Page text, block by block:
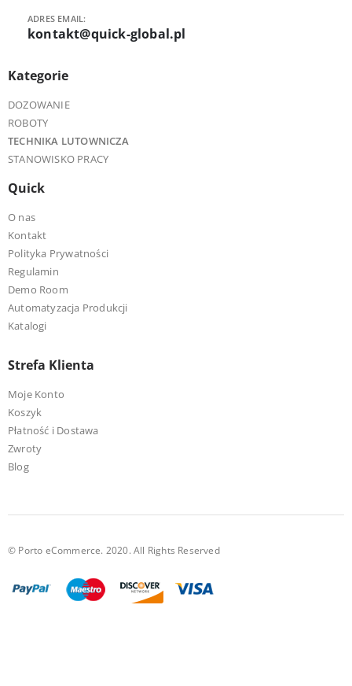
ADRES EMAIL:
kontakt@quick-global.pl
Kategorie
DOZOWANIE
ROBOTY
TECHNIKA LUTOWNICZA
STANOWISKO PRACY
Quick
O nas
Kontakt
Polityka Prywatności
Regulamin
Demo Room
Automatyzacja Produkcji
Katalogi
Strefa Klienta
Moje Konto
Koszyk
Płatność i Dostawa
Zwroty
Blog
© Porto eCommerce. 2020. All Rights Reserved